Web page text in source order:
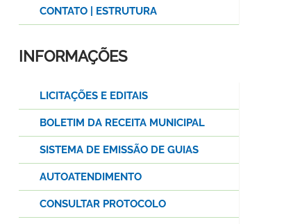
CONTATO | ESTRUTURA
INFORMAÇÕES
LICITAÇÕES E EDITAIS
BOLETIM DA RECEITA MUNICIPAL
SISTEMA DE EMISSÃO DE GUIAS
AUTOATENDIMENTO
CONSULTAR PROTOCOLO